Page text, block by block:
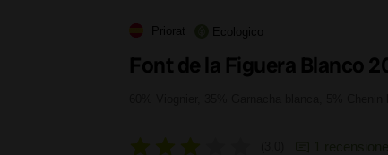
Priorat Ecologico
Font de la Figuera Blanco